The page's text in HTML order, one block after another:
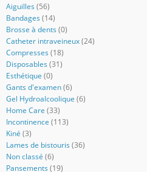
Aiguilles (56)
Bandages (14)
Brosse à dents (0)
Catheter intraveineux (24)
Compresses (18)
Disposables (31)
Esthétique (0)
Gants d'examen (6)
Gel Hydroalcoolique (6)
Home Care (33)
Incontinence (113)
Kiné (3)
Lames de bistouris (36)
Non classé (6)
Pansements (19)